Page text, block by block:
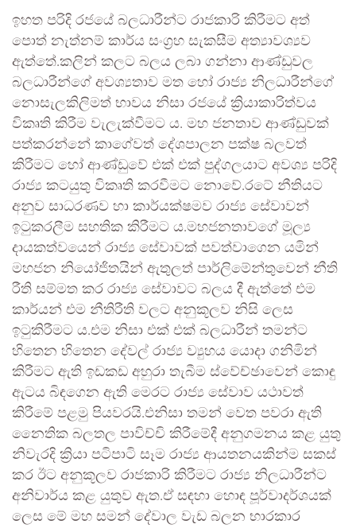
ඉහත පරිදි රජයේ බලධාරීන්ට රාජකාරි කිරීමට අත්
පොත් නැත්නම් කාර්ය සංග්‍රහ සැකසීම අත්‍යාවශ්‍යව
ඇත්තේ.කලින් කලට බලය ලබා ගන්නා ආණ්ඩුවල
බලධාරීන්ගේ අවශ්‍යතාව මත හෝ රාජ්‍ය නිලධාරීන්ගේ
නොසැලකිලිමත් භාවය නිසා රජයේ ක්‍රියාකාරිත්වය
විකෘති කිරීම වැලැක්වීමට ය. මහ ජනතාව ආණ්ඩුවක්
පත්කරන්නේ කාගේවත් දේශපාලන පක්ෂ බලවත්
කිරීමට හෝ ආණ්ඩුවේ එක් එක් පුද්ගලයාට අවශ්‍ය පරිදි
රාජ්‍ය කටයුතු විකෘති කරවීමට නොවේ.රටේ නීතියට
අනුව සාධරණව හා කාර්යක්ෂමව රාජ්‍ය සේවාවන්
ඉටුකරලීම සහතික කිරීමට ය.මහජනතාවගේ මූල්‍ය
දායකත්වයෙන් රාජ්‍ය සේවාවක් පවත්වාගෙන යමින්
මහජන නියෝජිතයින් ඇතුලත් පාර්ලිමේන්තුවෙන් නීති
රීති සම්මත කර රාජ්‍ය සේවාවට බලය දී ඇත්තේ එම
කාර්යන් එම නීතිරීති වලට අනුකූලව නිසි ලෙස
ඉටුකිරීමට ය.එම නිසා එක් එක් බලධාරීන් තමන්ට
හිතෙන හිතෙන දේවල් රාජ්‍ය ව්‍යුහය යොදා ගනිමින්
කිරීමට ඇති ඉඩකඩ අහුරා තැබීම ස්වේච්ඡාවෙන් කොඳු
ඇටය බිඳගෙන ඇති මෙරට රාජ්‍ය සේවාව යථාවත්
කිරීමේ පළමු පියවරයි.එනිසා තමන් වෙත පවරා ඇති
නෛතික බලතල පාවිච්චි කිරීමේදී අනුගමනය කළ යුතු
නිවැරදි ක්‍රියා පටිපාටි සෑම රාජ්‍ය ආයතනයකින්ම සකස්
කර ඊට අනුකූලව රාජකාරි කිරීමට රාජ්‍ය නිලධාරීන්ට
අනිවාර්ය කළ යුතුව ඇත.ඒ සඳහා හොඳ පූර්වාදර්ශයක්
ලෙස මේ මහ සමන් දේවාල වැඩ බලන භාරකාර